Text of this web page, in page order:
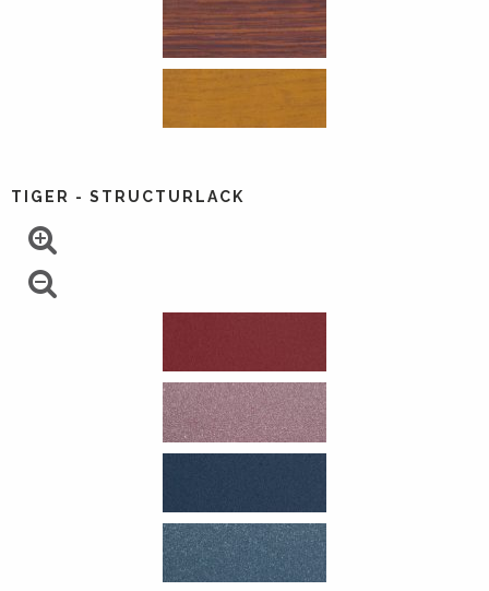
TIGER - STRUCTURLACK